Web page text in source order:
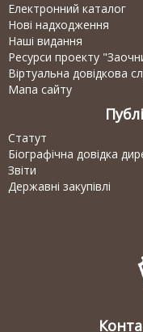
Електронний каталог
Нові надходження
Наші видання
Ресурси проекту
Віртуальна довідкова
Мапа сайту
Статут
Біографічна довідка
Звіти
Державні закупівлі